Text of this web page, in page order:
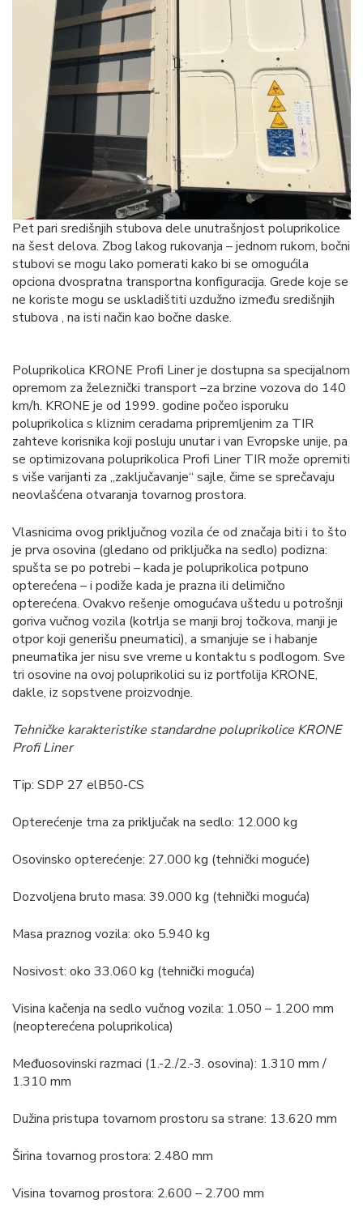
Pet pari središnjih stubova dele unutrašnjost poluprikolice
na šest delova. Zbog lakog rukovanja – jednom rukom, bočni
stubovi se mogu lako pomerati kako bi se omogućila
opciona dvospratna transportna konfiguracija. Grede koje se
ne koriste mogu se uskladištiti uzdužno između središnjih
stubova , na isti način kao bočne daske.
Poluprikolica KRONE Profi Liner je dostupna sa specijalnom
opremom za železnički transport –za brzine vozova do 140
km/h. KRONE je od 1999. godine počeo isporuku
poluprikolica s kliznim ceradama pripremljenim za TIR
zahteve korisnika koji posluju unutar i van Evropske unije, pa
se optimizovana poluprikolica Profi Liner TIR može opremiti
s više varijanti za „zaključavanje“ sajle, čime se sprečavaju
neovlašćena otvaranja tovarnog prostora.
Vlasnicima ovog priključnog vozila će od značaja biti i to što
je prva osovina (gledano od priključka na sedlo) podizna:
spušta se po potrebi – kada je poluprikolica potpuno
opterećena – i podiže kada je prazna ili delimično
opterećena. Ovakvo rešenje omogućava uštedu u potrošnji
goriva vučnog vozila (kotrlja se manji broj točkova, manji je
otpor koji generišu pneumatici), a smanjuje se i habanje
pneumatika jer nisu sve vreme u kontaktu s podlogom. Sve
tri osovine na ovoj poluprikolici su iz portfolija KRONE,
dakle, iz sopstvene proizvodnje.
Tehničke karakteristike standardne poluprikolice KRONE
Profi Liner
Tip: SDP 27 elB50-CS
Opterećenje trna za priključak na sedlo: 12.000 kg
Osovinsko opterećenje: 27.000 kg (tehnički moguće)
Dozvoljena bruto masa: 39.000 kg (tehnički moguća)
Masa praznog vozila: oko 5.940 kg
Nosivost: oko 33.060 kg (tehnički moguća)
Visina kačenja na sedlo vučnog vozila: 1.050 – 1.200 mm
(neopterećena poluprikolica)
Međuosovinski razmaci (1.-2./2.-3. osovina): 1.310 mm /
1.310 mm
Dužina pristupa tovarnom prostoru sa strane: 13.620 mm
Širina tovarnog prostora: 2.480 mm
Visina tovarnog prostora: 2.600 – 2.700 mm